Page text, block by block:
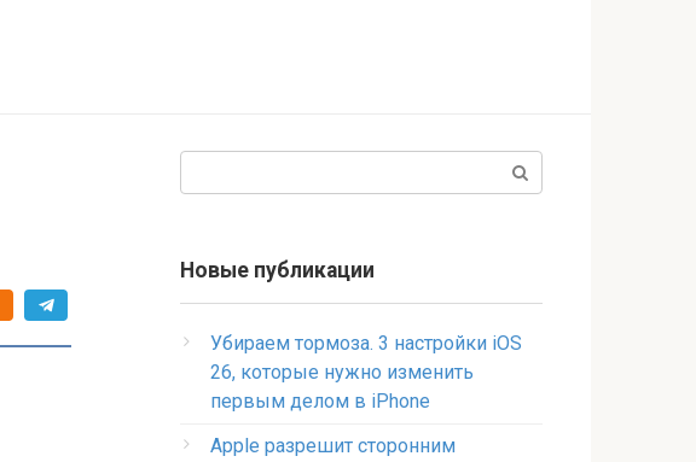
Новые публикации
Убираем тормоза. 3 настройки iOS
26, которые нужно изменить
первым делом в iPhone
Apple разрешит сторонним